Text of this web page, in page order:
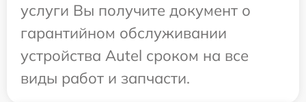
услуги Вы получите документ о
гарантийном обслуживании
устройства Autel сроком на все
виды работ и запчасти.